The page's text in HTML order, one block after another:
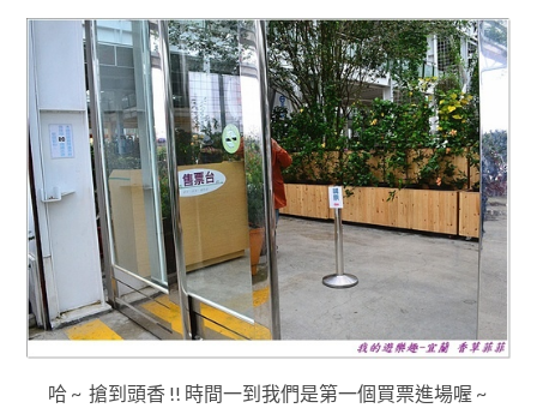
哈 ~ 搶到頭香 !! 時間一到我們是第一個買票進場喔 ~